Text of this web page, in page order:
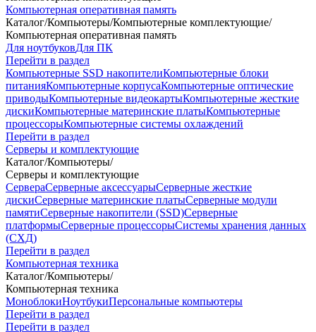
Компьютерная оперативная память
Каталог/Компьютеры/Компьютерные комплектующие/
Компьютерная оперативная память
Для ноутбуковДля ПК
Перейти в раздел
Компьютерные SSD накопителиКомпьютерные блоки
питанияКомпьютерные корпусаКомпьютерные оптические
приводыКомпьютерные видеокартыКомпьютерные жесткие
дискиКомпьютерные материнские платыКомпьютерные
процессорыКомпьютерные системы охлаждений
Перейти в раздел
Серверы и комплектующие
Каталог/Компьютеры/
Серверы и комплектующие
СервераСерверные аксессуарыСерверные жесткие
дискиСерверные материнские платыСерверные модули
памятиСерверные накопители (SSD)Серверные
платформыСерверные процессорыСистемы хранения данных
(СХД)
Перейти в раздел
Компьютерная техника
Каталог/Компьютеры/
Компьютерная техника
МоноблокиНоутбукиПерсональные компьютеры
Перейти в раздел
Перейти в раздел